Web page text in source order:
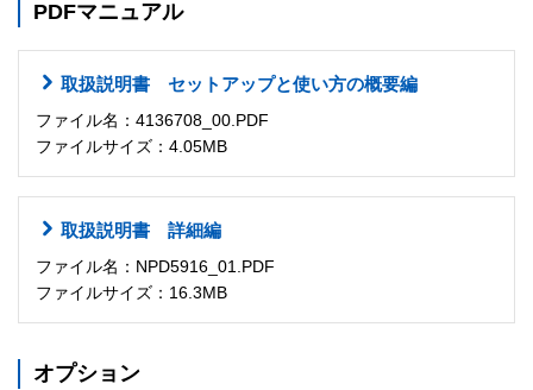
PDFマニュアル
取扱説明書 セットアップと使い方の概要編
ファイル名：4136708_00.PDF
ファイルサイズ：4.05MB
取扱説明書 詳細編
ファイル名：NPD5916_01.PDF
ファイルサイズ：16.3MB
オプション